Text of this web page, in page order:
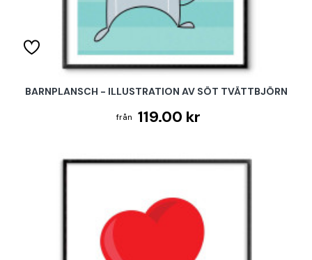
BARNPLANSCH - ILLUSTRATION AV SÖT TVÄTTBJÖRN
119.00 kr